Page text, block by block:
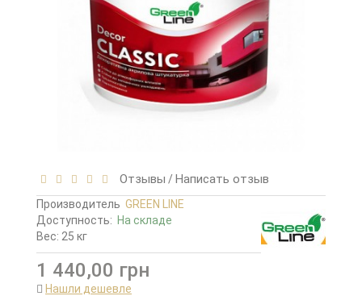
Отзывы /Написать отзыв
Производитель GREEN LINE
Доступность: На складе
Вес: 25 кг
1 440,00 грн
Нашли дешевле